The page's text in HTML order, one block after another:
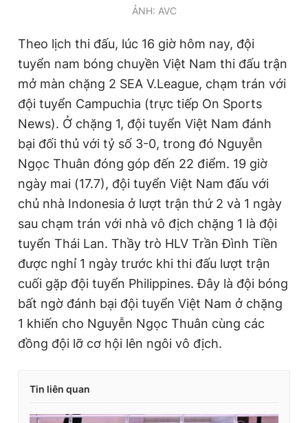
ẢNH: AVC
Theo lịch thi đấu, lúc 16 giờ hôm nay, đội
tuyển nam bóng chuyền Việt Nam thi đấu trận
mở màn chặng 2 SEA V.League, chạm trán với
đội tuyển Campuchia (trực tiếp On Sports
News). Ở chặng 1, đội tuyển Việt Nam đánh
bại đối thủ với tỷ số 3-0, trong đó Nguyễn
Ngọc Thuân đóng góp đến 22 điểm. 19 giờ
ngày mai (17.7), đội tuyển Việt Nam đấu với
chủ nhà Indonesia ở lượt trận thứ 2 và 1 ngày
sau chạm trán với nhà vô địch chặng 1 là đội
tuyển Thái Lan. Thầy trò HLV Trần Đình Tiền
được nghỉ 1 ngày trước khi thi đấu lượt trận
cuối gặp đội tuyển Philippines. Đây là đội bóng
bất ngờ đánh bại đội tuyển Việt Nam ở chặng
1 khiến cho Nguyễn Ngọc Thuân cùng các
đồng đội lỡ cơ hội lên ngôi vô địch.
Tin liên quan